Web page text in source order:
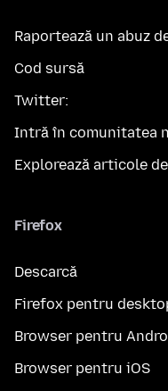
Raportează un abuz
Cod sursă
Twitter:
Intră în comunitatea
Explorează articole
Firefox
Descarcă
Firefox pentru
Browser pentru
Browser pentru iOS